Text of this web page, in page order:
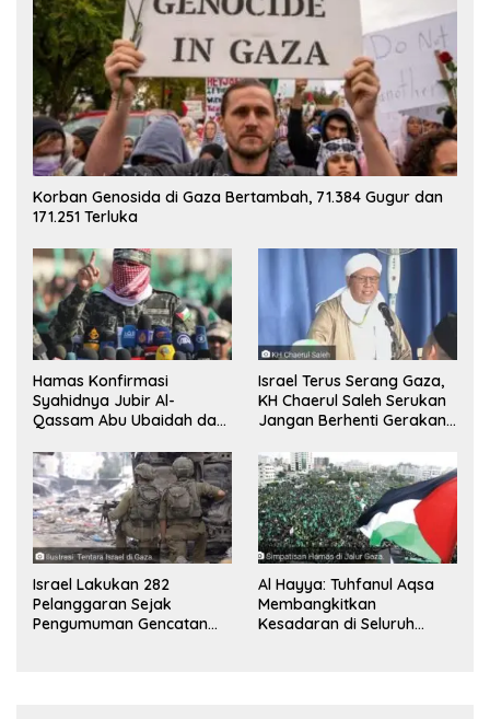
Korban Genosida di Gaza Bertambah, 71.384 Gugur dan
171.251 Terluka
Hamas Konfirmasi
Syahidnya Jubir Al-
Qassam Abu Ubaidah dan
Sinwar
Israel Terus Serang Gaza,
KH Chaerul Saleh Serukan
Jangan Berhenti Gerakan
Israel Lakukan 282
Pelanggaran Sejak
Pengumuman Gencatan
Al Hayya: Tuhfanul Aqsa
Membangkitkan
Kesadaran di Seluruh